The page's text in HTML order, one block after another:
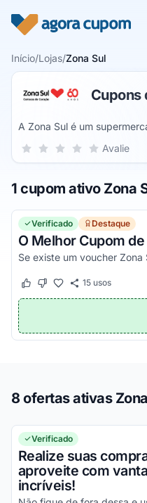
Início/Lojas/Zona Sul
Cupons
A Zona Sul é um
de Janeiro desde 1959.
de seu delivery.
Sua nota para Zona Sul, de
5 estrelas
4 estrelas
3 estrelas
2 estrelas
1 estrela Avalie
1 cupom ativo Zona
Verificado Destaque
O Melhor Cupom
Este cupom funcionou
Este cupom não
15usos
8 ofertas ativas
Verificado
Realize suas
aproveite com
incríveis!